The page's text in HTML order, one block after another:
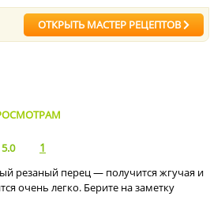
ОТКРЫТЬ МАСТЕР РЕЦЕПТОВ
5.0 1
резаный перец — получится жгучая и
очень легко. Берите на заметку